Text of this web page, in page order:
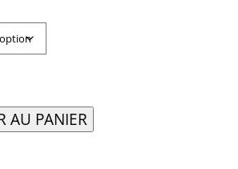
AU PANIER